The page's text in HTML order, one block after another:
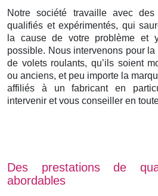
Notre société travaille avec des
qualifiés et expérimentés, qui
la cause de votre problème et
possible. Nous intervenons pour
de volets roulants, qu’ils soient
ou anciens, et peu importe la
affiliés à un fabricant en
intervenir et vous conseiller en
Des prestations de
abordables